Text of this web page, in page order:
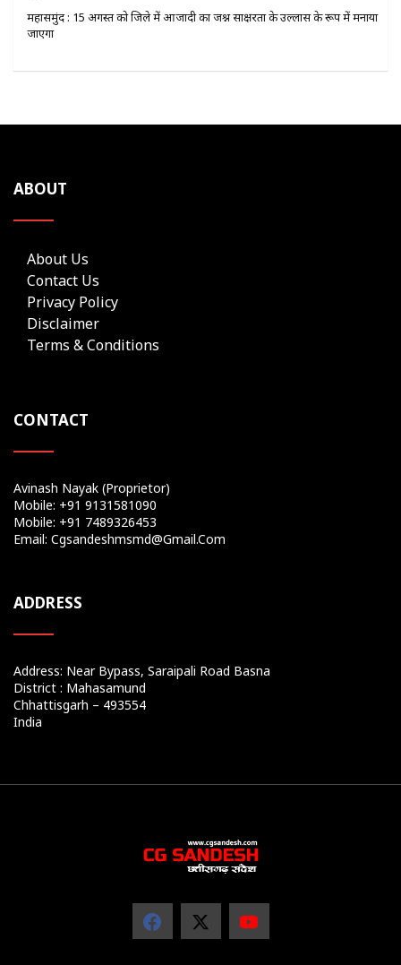
महासमुंद : 15 अगस्त को जिले में आजादी का जश्न साक्षरता के उल्लास के रूप में मनाया
जाएगा
ABOUT
About Us
Contact Us
Privacy Policy
Disclaimer
Terms & Conditions
CONTACT
Avinash Nayak (Proprietor)
Mobile: +91 9131581090
Mobile: +91 7489326453
Email: Cgsandeshmsmd@gmail.com
ADDRESS
Address: Near Bypass, Saraipali Road Basna
District : Mahasamund
Chhattisgarh – 493554
India